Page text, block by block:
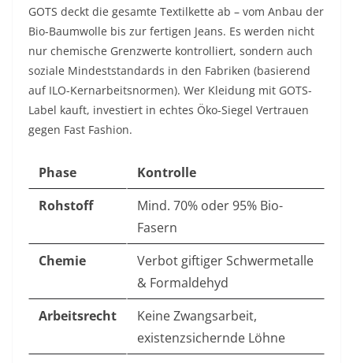
GOTS deckt die gesamte Textilkette ab – vom Anbau der
Bio-Baumwolle bis zur fertigen Jeans. Es werden nicht
nur chemische Grenzwerte kontrolliert, sondern auch
soziale Mindeststandards in den Fabriken (basierend
auf ILO-Kernarbeitsnormen). Wer Kleidung mit GOTS-
Label kauft, investiert in echtes Öko-Siegel Vertrauen
gegen Fast Fashion.
Phase
Kontrolle
Rohstoff
Mind. 70% oder 95% Bio-
Fasern
Chemie
Verbot giftiger Schwermetalle
& Formaldehyd
Arbeitsrecht
Keine Zwangsarbeit,
existenzsichernde Löhne